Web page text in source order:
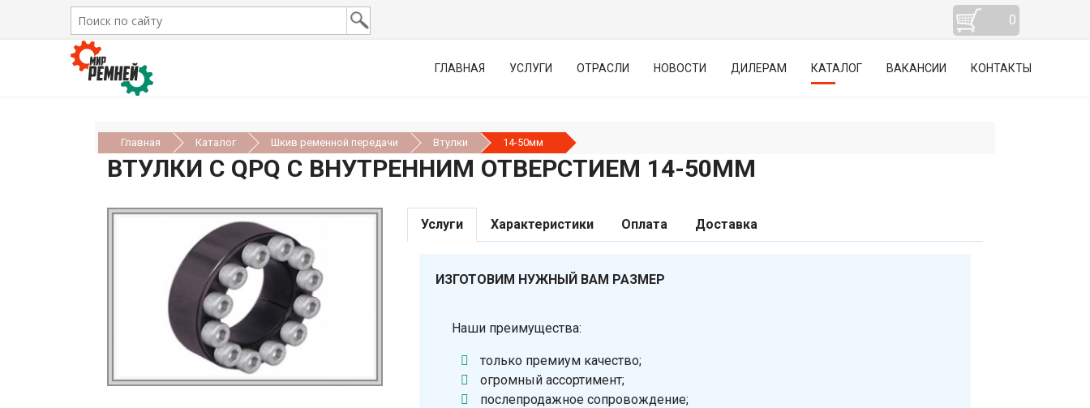
0
ГЛАВНАЯ УСЛУГИ ОТРАСЛИ НОВОСТИ ДИЛЕРАМ КАТАЛОГ ВАКАНСИИ КОНТАКТЫ
Главная Каталог Шкив ременной передачи Втулки 14-50мм
ВТУЛКИ С QPQ С ВНУТРЕННИМ ОТВЕРСТИЕМ 14-50ММ
Услуги Характеристики Оплата Доставка
ИЗГОТОВИМ НУЖНЫЙ ВАМ РАЗМЕР
Наши преимущества:
только премиум качество;
огромный ассортимент;
послепродажное сопровождение;